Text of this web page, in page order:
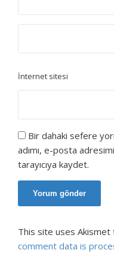
İnternet sitesi
Bir dahaki sefere
adımı, e-posta
tarayıcıya kaydet.
This site uses Akismet
comment data is